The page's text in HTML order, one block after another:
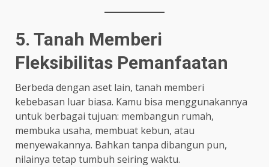
5. Tanah Memberi
Fleksibilitas Pemanfaatan
Berbeda dengan aset lain, tanah memberi
kebebasan luar biasa. Kamu bisa menggunakannya
untuk berbagai tujuan: membangun rumah,
membuka usaha, membuat kebun, atau
menyewakannya. Bahkan tanpa dibangun pun,
nilainya tetap tumbuh seiring waktu.